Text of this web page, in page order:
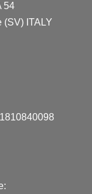
54
(SV) ITALY